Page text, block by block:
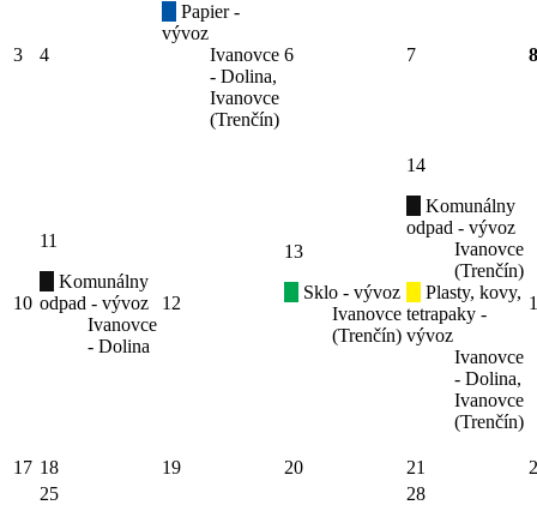
3 4
Papier -
vývoz
Ivanovce
- Dolina,
Ivanovce
(Trenčín)
6 7 8
10
11
Komunálny
odpad - vývoz
Ivanovce
- Dolina
12
13
Sklo - vývoz
Ivanovce
(Trenčín)
14
Komunálny
odpad - vývoz
Ivanovce
(Trenčín)
Plasty, kovy,
tetrapaky -
vývoz
Ivanovce
- Dolina,
Ivanovce
(Trenčín)
17 18 19 20 21
25
28